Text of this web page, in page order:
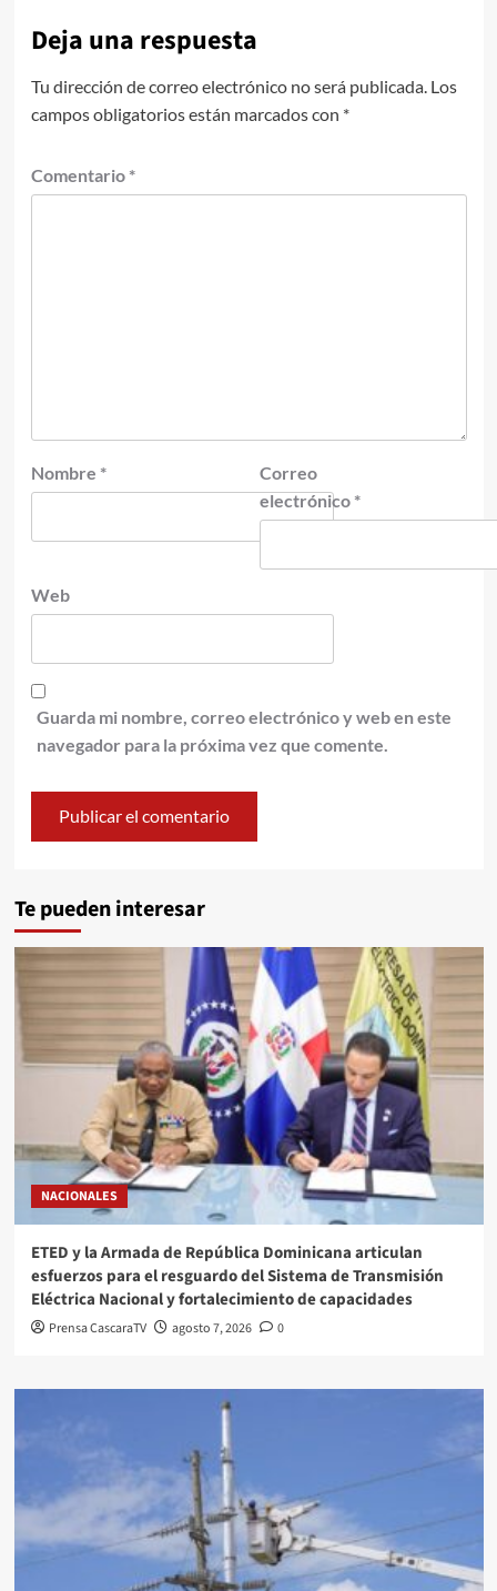
Deja una respuesta
Tu dirección de correo electrónico no será publicada. Los
campos obligatorios están marcados con *
Comentario *
Nombre *
Correo
electrónico *
Web
Guarda mi nombre, correo electrónico y web en este
navegador para la próxima vez que comente.
Te pueden interesar
NACIONALES
ETED y la Armada de República Dominicana articulan
esfuerzos para el resguardo del Sistema de Transmisión
Eléctrica Nacional y fortalecimiento de capacidades
Prensa CascaraTV agosto 7, 2026 0